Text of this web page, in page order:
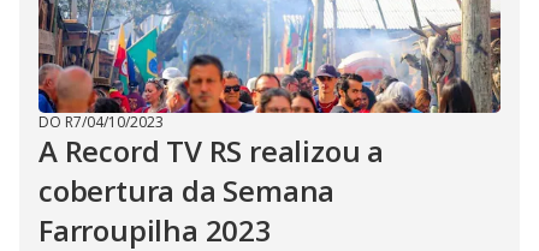
DO R7/04/10/2023
A Record TV RS realizou a
cobertura da Semana
Farroupilha 2023